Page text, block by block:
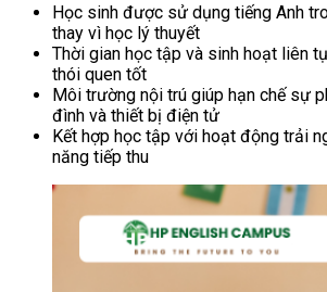
Học sinh được sử dụng tiếng Anh
thay vì học lý thuyết
Thời gian học tập và sinh hoạt liên
thói quen tốt
Môi trường nội trú giúp hạn chế sự
đình và thiết bị điện tử
Kết hợp học tập với hoạt động trải
năng tiếp thu